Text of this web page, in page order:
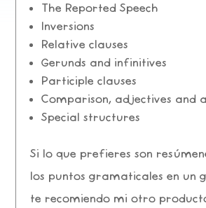
The Reported Speech
Inversions
Relative clauses
Gerunds and infinitives
Participle clauses
Comparison, adjectives and
Special structures
Si lo que prefieres son
los puntos gramaticales en un
te recomiendo mi otro